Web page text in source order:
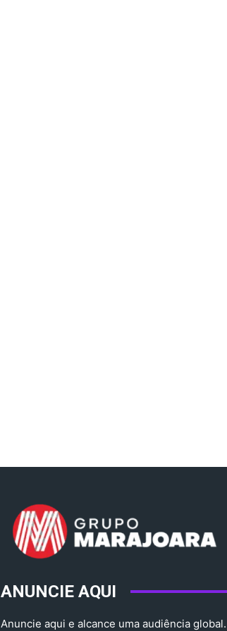
ANUNCIE AQUI
Anuncie aqui e alcance uma audiência global.